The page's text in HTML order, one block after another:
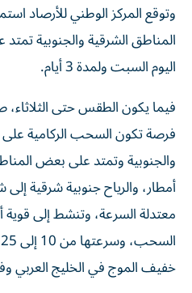
وتوقع المركز الوطني للأرصاد
المناطق الشرقية والجنوبية
اليوم السبت ولمدة 3 أيام.
فيما يكون الطقس حتى الثلاثاء،
فرصة تكون السحب الركامية
والجنوبية وتمتد على بعض
أمطار، والرياح جنوبية شرقية
معتدلة السرعة، وتنشط إلى قوية
خفيف الموج في الخليج العربي